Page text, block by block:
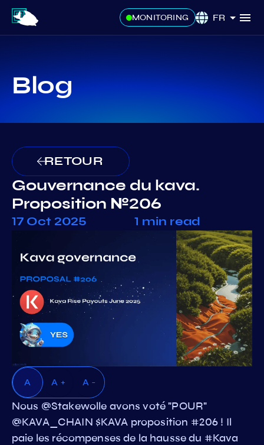
MONITORING FR
Blog
RETOUR
Gouvernance du kava.
Proposition №206
17 Oct 2025 1 min read
A A + A -
Nous @Stakewolle avons voté "POUR"
@KAVA_CHAIN $KAVA proposition #206 ! Il
paie les récompenses de la hausse du #Kava